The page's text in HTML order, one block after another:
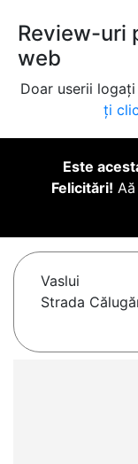
Review-uri
web
Doar userii
ți
Este
Felicitări!
Vaslui
Strada